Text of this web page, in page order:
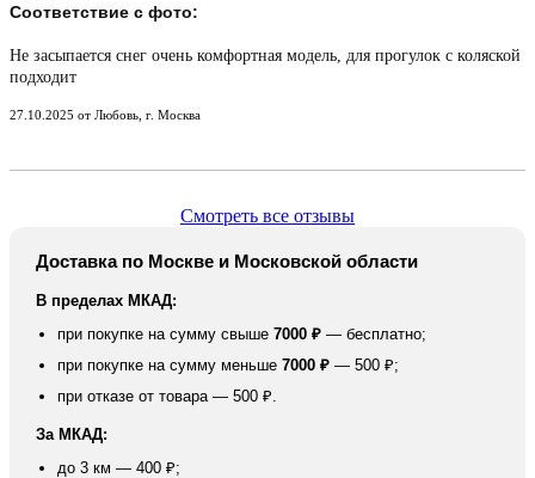
Соответствие с фото:
Не засыпается снег очень комфортная модель, для прогулок с коляской
подходит
27.10.2025 от Любовь, г. Москва
Смотреть все отзывы
Доставка по Москве и Московской области
В пределах МКАД:
при покупке на сумму свыше 7000 ₽ — бесплатно;
при покупке на сумму меньше 7000 ₽ — 500 ₽;
при отказе от товара — 500 ₽.
За МКАД:
до 3 км — 400 ₽;